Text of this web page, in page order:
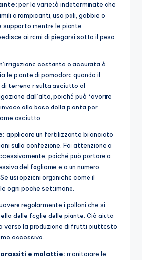
per le varietà indeterminate che
a rampicanti, usa pali, gabbie o
supporto mentre le piante
ai rami di piegarsi sotto il peso
costante e accurata è
le piante di pomodoro quando il
terreno risulta asciutto al
dall’alto, poiché può favorire
alla base della pianta per
asciutto.
applicare un fertilizzante bilanciato
sulla confezione. Fai attenzione a
poiché può portare a
del fogliame e a un numero
usi opzioni organiche come il
ogni poche settimane.
regolarmente i polloni che si
delle foglie delle piante. Ciò aiuta
verso la produzione di frutti piuttosto
eccessivo.
e malattie: monitorare le